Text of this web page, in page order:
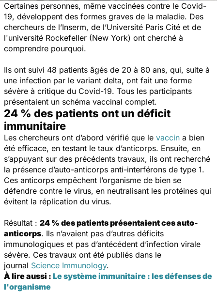
Certaines personnes, même vaccinées contre le Covid-
19, développent des formes graves de la maladie. Des
chercheurs de l’Inserm, de l’Université Paris Cité et de
l'université Rockefeller (New York) ont cherché à
comprendre pourquoi.
Ils ont suivi 48 patients âgés de 20 à 80 ans, qui, suite à
une infection par le variant delta, ont fait une forme
sévère à critique du Covid-19. Tous les participants
présentaient un schéma vaccinal complet.
24 % des patients ont un déficit
immunitaire
Les chercheurs ont d’abord vérifié que le vaccin a bien
été efficace, en testant le taux d’anticorps. Ensuite, en
s’appuyant sur des précédents travaux, ils ont recherché
la présence d’auto-anticorps anti-interférons de type 1.
Ces anticorps empêchent l’organisme de bien se
défendre contre le virus, en neutralisant les protéines qui
évitent la réplication du virus.
Résultat : 24 % des patients présentaient ces auto-
anticorps. Ils n’avaient pas d’autres déficits
immunologiques et pas d’antécédent d’infection virale
sévère. Ces travaux ont été publiés dans le
journal Science Immunology.
À lire aussi : Le système immunitaire : les défenses de
l'organisme